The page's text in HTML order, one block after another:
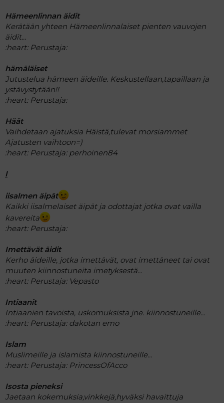
Hämeenlinnan äidit
Kerätään yhteen Hämeenlinnalaiset pienten vauvojen
äidit...
:heart: Perustaja:
hämäläiset
Jutustelua hämeen äideille. Keskustellaan,tapaillaan ja
ystävystytään!!
:heart: Perustaja:
Häät
Vaihdetaan ajatuksia Häistä,tulevat morsiammet
Ajatusten vaihtoon=)
:heart: Perustaja: perhoinen84
I
iisalmen äipät
Kaikki iisalmelaiset äipät ja odottajat jotka ovat vailla
kavereita
:heart: Perustaja:
Imettävät äidit
Kerho äideille, jotka imettävät, ovat imettäneet tai ovat
muuten kiinnostuneita imetyksestä...
:heart: Perustaja: Vepasto
Intiaanit
Intiaanien tavoista, uskomuksista jne. kiinnostuneille...
:heart: Perustaja: dakotan emo
Islam
Muslimeille ja islamista kiinnostuneille...
:heart: Perustaja: PrincessOfAcco
Isosta pieneksi
Jaetaan kokemuksia,vinkkejä,hyväksi havaittuja